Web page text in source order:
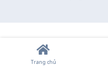
Trang chủ